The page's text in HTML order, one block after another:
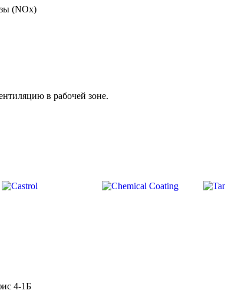
(NOx)
в рабочей зоне.
4-1Б